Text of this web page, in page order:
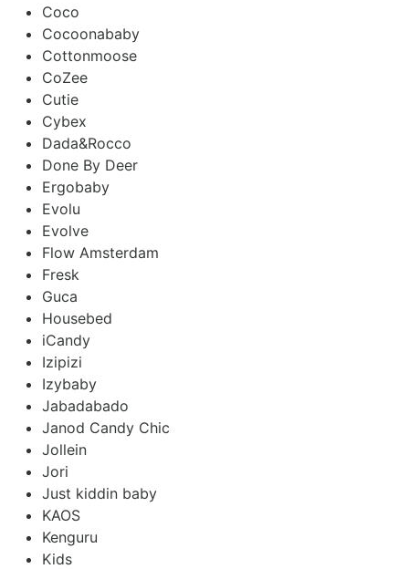
Coco
Cocoonababy
Cottonmoose
CoZee
Cutie
Cybex
Dada&Rocco
Done By Deer
Ergobaby
Evolu
Evolve
Flow Amsterdam
Fresk
Guca
Housebed
iCandy
Izipizi
Izybaby
Jabadabado
Janod Candy Chic
Jollein
Jori
Just kiddin baby
KAOS
Kenguru
Kids